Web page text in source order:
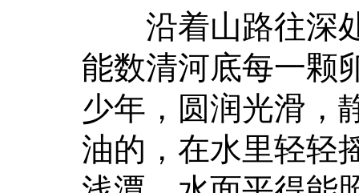
沿着山路往深处
能数清河底每一颗
少年，圆润光滑，
油的，在水里轻轻